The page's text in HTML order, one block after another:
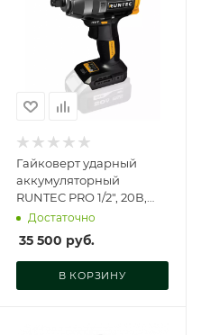
Гайковерт ударный
аккумуляторный
RUNTEC PRO 1/2", 20В,
1100Нм RUNTEC, RT-
Достаточно
35 500 руб.
В КОРЗИНУ